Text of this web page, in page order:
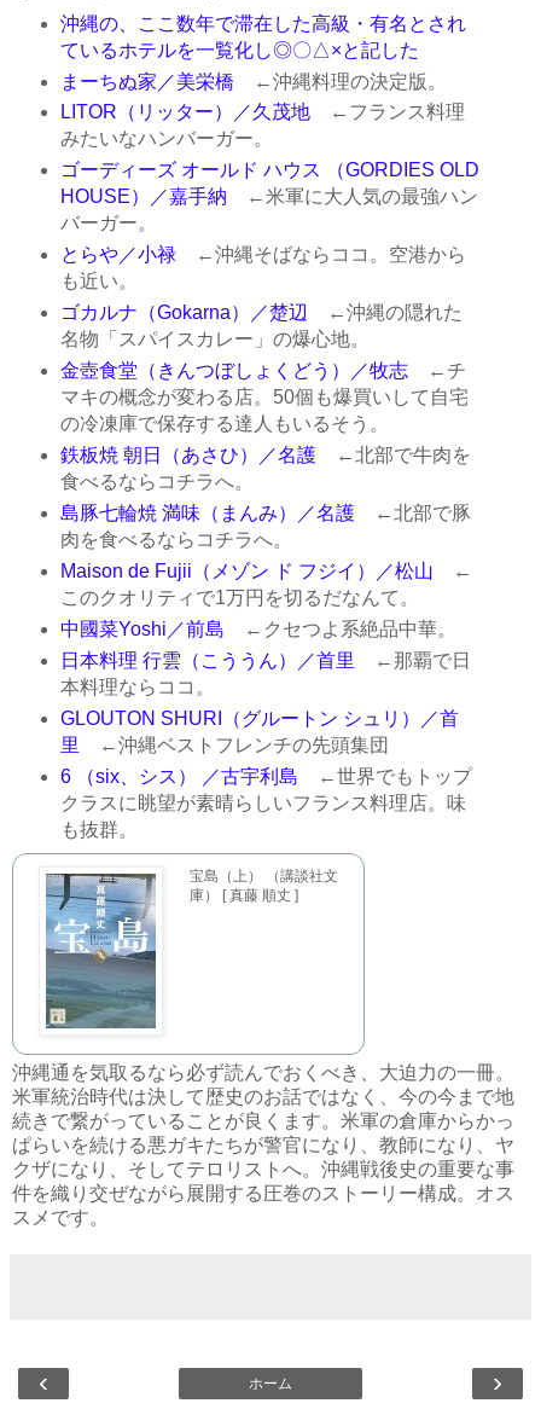
沖縄の、ここ数年で滞在した高級・有名とされ
ているホテルを一覧化し◎〇△×と記した
まーちぬ家／美栄橋 ←沖縄料理の決定版。
LITOR（リッター）／久茂地←フランス料理
みたいなハンバーガー。
ゴーディーズ オールド ハウス （GORDIES OLD
HOUSE）／嘉手納 ←米軍に大人気の最強ハン
バーガー。
とらや／小禄←沖縄そばならココ。空港から
も近い。
ゴカルナ（Gokarna）／楚辺
←沖縄の隠れた
名物「スパイスカレー」の爆心地。
金壺食堂（きんつぼしょくどう）／牧志←チ
マキの概念が変わる店。50個も爆買いして自宅
の冷凍庫で保存する達人もいるそう。
鉄板焼 朝日（あさひ）／名護←北部で牛肉を
食べるならコチラへ。
島豚七輪焼 満味（まんみ）／名護←北部で豚
肉を食べるならコチラへ。
Maison de Fujii（メゾン ド フジイ）／松山 ←
このクオリティで1万円を切るだなんて。
中國菜Yoshi／前島 ←クセつよ系絶品中華。
日本料理 行雲（こううん）／首里 ←那覇で日
本料理ならココ。
GLOUTON SHURI（グルートン シュリ）／首
里 ←沖縄ベストフレンチの先頭集団
6 （six、シス） ／古宇利島 ←世界でもトップ
クラスに眺望が素晴らしいフランス料理店。味
も抜群。
宝島（上） （講談社文
庫） [ 真藤 順丈 ]
沖縄通を気取るなら必ず読んでおくべき、大迫力の一冊。
米軍統治時代は決して歴史のお話ではなく、今の今まで地
続きで繋がっていることが良くます。米軍の倉庫からかっ
ぱらいを続ける悪ガキたちが警官になり、教師になり、ヤ
クザになり、そしてテロリストへ。沖縄戦後史の重要な事
件を織り交ぜながら展開する圧巻のストーリー構成。オス
スメです。
‹ ›
ホーム